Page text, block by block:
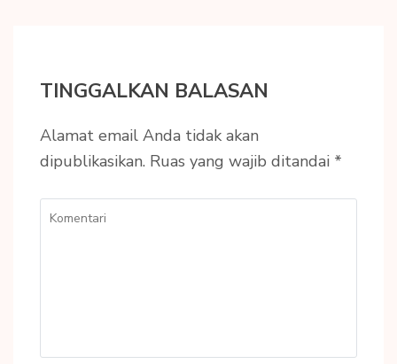
TINGGALKAN BALASAN
Alamat email Anda tidak akan
dipublikasikan. Ruas yang wajib ditandai *
Komentari